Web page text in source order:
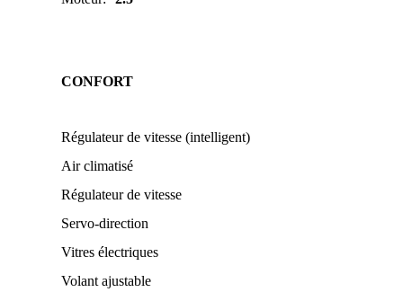
CONFORT
Régulateur de vitesse (intelligent)
Air climatisé
Régulateur de vitesse
Servo-direction
Vitres électriques
Volant ajustable